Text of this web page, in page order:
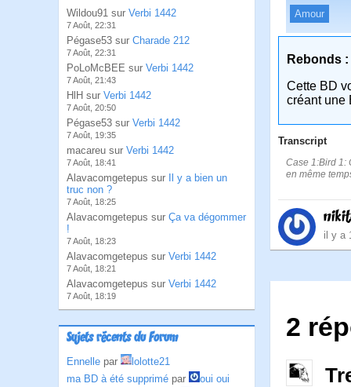
Wildou91 sur Verbi 1442
7 Août, 22:31
Pégase53 sur Charade 212
7 Août, 22:31
PoLoMcBEE sur Verbi 1442
7 Août, 21:43
HlH sur Verbi 1442
7 Août, 20:50
Pégase53 sur Verbi 1442
7 Août, 19:35
macareu sur Verbi 1442
7 Août, 18:41
Alavacomgetepus sur
Il y a bien un
truc non ?
7 Août, 18:25
Alavacomgetepus sur Ça va dégommer
!
7 Août, 18:23
Alavacomgetepus sur Verbi 1442
7 Août, 18:21
Alavacomgetepus sur Verbi 1442
7 Août, 18:19
Sujets récents du Forum
Ennelle par
lolotte21
ma BD à été supprimé par
oui oui
Amour
Rebonds :
Cette BD
créant une
Transcript
Case 1:Bird 1:
en même
il y a
2